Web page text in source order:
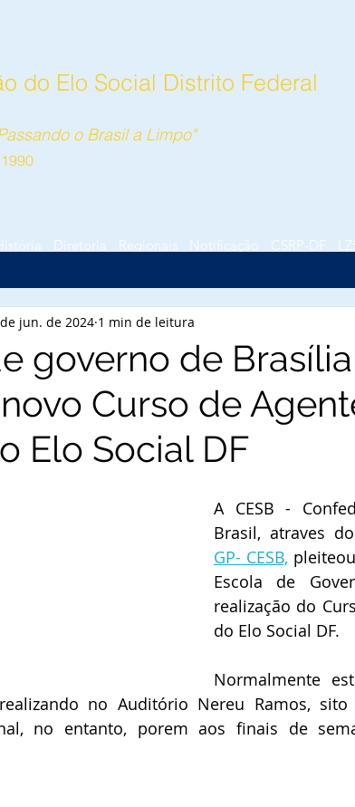
o Brasil a Limpo"
Diretoria Regionais Notificação CSRP-DF
do Elo Social Distrito Federal
governo de
Curso de
Elo Social DF
jun. de 2024 1 min de leitura
A CESB -
Brasil, atraves do
GP- CESB,
Escola de
realização do
do Elo Social DF.
Normalmente
no Auditório Nereu Ramos,
no entanto, porem aos finais de